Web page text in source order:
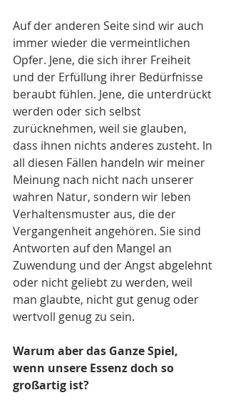
Auf der anderen Seite sind wir auch
immer wieder die vermeintlichen
Opfer. Jene, die sich ihrer Freiheit
und der Erfüllung ihrer Bedürfnisse
beraubt fühlen. Jene, die unterdrückt
werden oder sich selbst
zurücknehmen, weil sie glauben,
dass ihnen nichts anderes zusteht. In
all diesen Fällen handeln wir meiner
Meinung nach nicht nach unserer
wahren Natur, sondern wir leben
Verhaltensmuster aus, die der
Vergangenheit angehören. Sie sind
Antworten auf den Mangel an
Zuwendung und der Angst abgelehnt
oder nicht geliebt zu werden, weil
man glaubte, nicht gut genug oder
wertvoll genug zu sein.
Warum aber das Ganze Spiel,
wenn unsere Essenz doch so
großartig ist?